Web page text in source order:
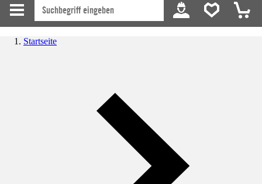
Startseite